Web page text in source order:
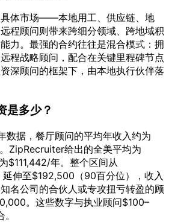
体市场——本地用工、供应链、地
程顾问则带来跨细分领域、跨地域积
力。最强的合约往往是混合模式：拥
程战略顾问，配合在关键里程碑节点
深顾问的框架下，由本地执行伙伴落
是多少？
据，餐厅顾问的平均年收入约为
ZipRecruiter给出的全美平均为
$111,442/年。整个区间从
伸至$192,500（90百分位），收入
名公司的合伙人或专攻扭亏转盈的顾
。这些数字与执业顾问$100–